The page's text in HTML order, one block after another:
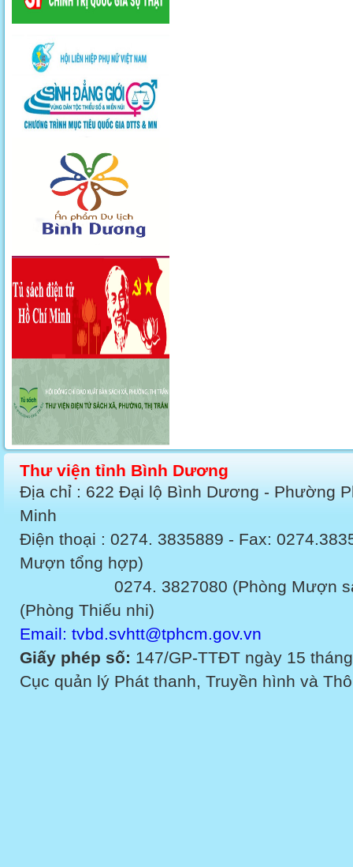
Thư viện tỉnh Bình Dương
Địa chỉ : 622 Đại lộ Bình Dương - Phường
Minh
Điện thoại : 0274. 3835889 - Fax:
Mượn tổng hợp)
0274. 3827080 (Phòng Mượn sách
(Phòng Thiếu nhi)
Email: tvbd.svhtt@tphcm.gov.vn
Giấy phép số: 147/GP-TTĐT ngày 15
Cục quản lý Phát thanh, Truyền hình và